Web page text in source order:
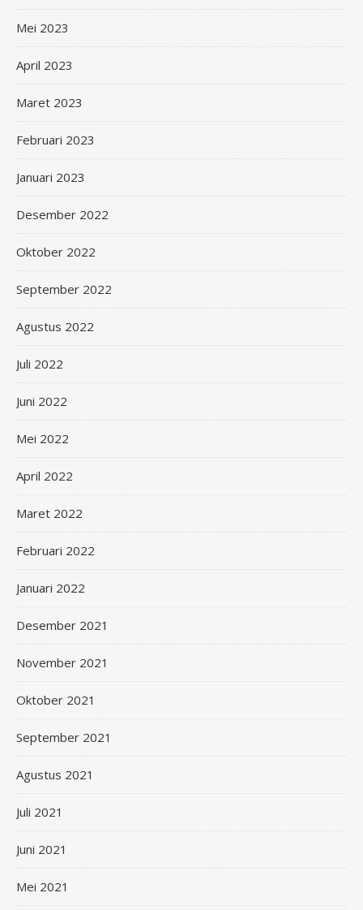
Mei 2023
April 2023
Maret 2023
Februari 2023
Januari 2023
Desember 2022
Oktober 2022
September 2022
Agustus 2022
Juli 2022
Juni 2022
Mei 2022
April 2022
Maret 2022
Februari 2022
Januari 2022
Desember 2021
November 2021
Oktober 2021
September 2021
Agustus 2021
Juli 2021
Juni 2021
Mei 2021